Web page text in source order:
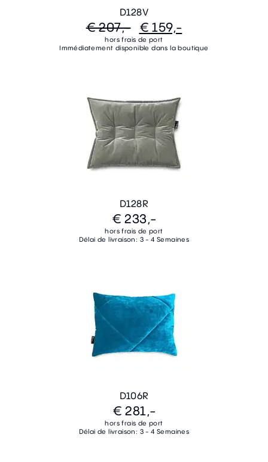
D128V
€ 207,- € 159,-
hors frais de port
Immédiatement disponible dans la boutique
D128R
€ 233,-
hors frais de port
Délai de livraison: 3 - 4 Semaines
D106R
€ 281,-
hors frais de port
Délai de livraison: 3 - 4 Semaines